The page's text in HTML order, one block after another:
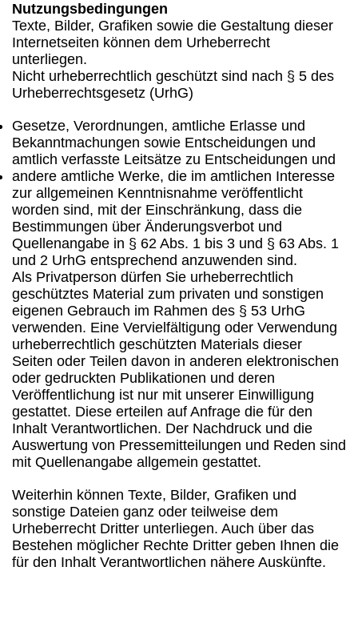
Nutzungsbedingungen
Texte, Bilder, Grafiken sowie die Gestaltung dieser
Internetseiten können dem Urheberrecht
unterliegen.
Nicht urheberrechtlich geschützt sind nach § 5 des
Urheberrechtsgesetz (UrhG)
Gesetze, Verordnungen, amtliche Erlasse und
Bekanntmachungen sowie Entscheidungen und
amtlich verfasste Leitsätze zu Entscheidungen und
andere amtliche Werke, die im amtlichen Interesse
zur allgemeinen Kenntnisnahme veröffentlicht
worden sind, mit der Einschränkung, dass die
Bestimmungen über Änderungsverbot und
Quellenangabe in § 62 Abs. 1 bis 3 und § 63 Abs. 1
und 2 UrhG entsprechend anzuwenden sind.
Als Privatperson dürfen Sie urheberrechtlich
geschütztes Material zum privaten und sonstigen
eigenen Gebrauch im Rahmen des § 53 UrhG
verwenden. Eine Vervielfältigung oder Verwendung
urheberrechtlich geschützten Materials dieser
Seiten oder Teilen davon in anderen elektronischen
oder gedruckten Publikationen und deren
Veröffentlichung ist nur mit unserer Einwilligung
gestattet. Diese erteilen auf Anfrage die für den
Inhalt Verantwortlichen. Der Nachdruck und die
Auswertung von Pressemitteilungen und Reden sind
mit Quellenangabe allgemein gestattet.
Weiterhin können Texte, Bilder, Grafiken und
sonstige Dateien ganz oder teilweise dem
Urheberrecht Dritter unterliegen. Auch über das
Bestehen möglicher Rechte Dritter geben Ihnen die
für den Inhalt Verantwortlichen nähere Auskünfte.